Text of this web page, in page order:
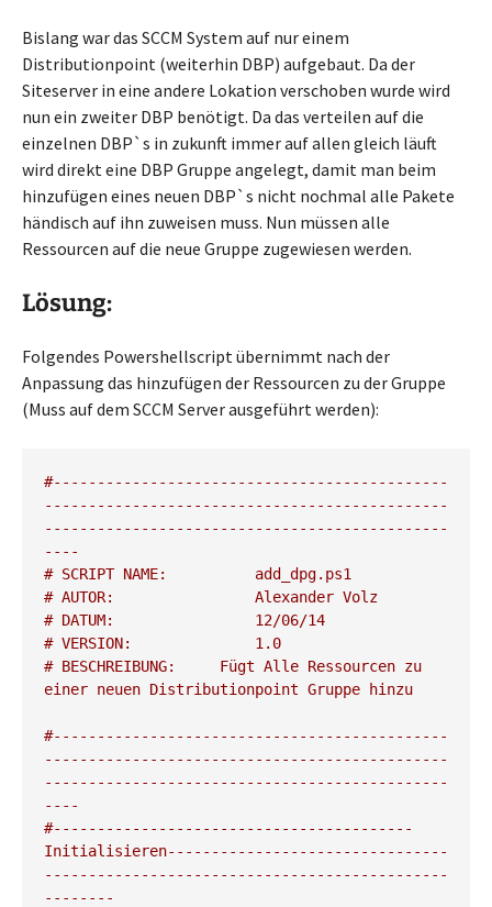
Bislang war das SCCM System auf nur einem
Distributionpoint (weiterhin DBP) aufgebaut. Da der
Siteserver in eine andere Lokation verschoben wurde wird
nun ein zweiter DBP benötigt. Da das verteilen auf die
einzelnen DBP`s in zukunft immer auf allen gleich läuft
wird direkt eine DBP Gruppe angelegt, damit man beim
hinzufügen eines neuen DBP`s nicht nochmal alle Pakete
händisch auf ihn zuweisen muss. Nun müssen alle
Ressourcen auf die neue Gruppe zugewiesen werden.
Lösung:
Folgendes Powershellscript übernimmt nach der
Anpassung das hinzufügen der Ressourcen zu der Gruppe
(Muss auf dem SCCM Server ausgeführt werden):
#---------------------------------------------
----------------------------------------------
----------------------------------------------
----
# SCRIPT NAME:		add_dpg.ps1
# AUTOR:      		Alexander Volz
# DATUM:        	12/06/14
# VERSION:     		1.0
# BESCHREIBUNG:     Fügt Alle Ressourcen zu
#---------------------------------------------
----------------------------------------------
----------------------------------------------
----
#-----------------------------------------
Initialisieren--------------------------------
----------------------------------------------
--------